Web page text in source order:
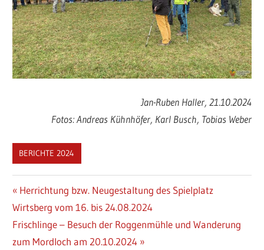
Jan-Ruben Haller, 21.10.2024
Fotos: Andreas Kühnhöfer, Karl Busch, Tobias Weber
BERICHTE 2024
Beitragsnavigation
Vorheriger
Beitrag:
Herrichtung bzw. Neugestaltung des Spielplatz
Wirtsberg vom 16. bis 24.08.2024
Nächster
Beitrag:
Frischlinge – Besuch der Roggenmühle und Wanderung
zum Mordloch am 20.10.2024